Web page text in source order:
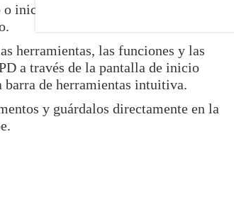
inicia una aplicación con un toque de
herramientas, las funciones y las
a través de la pantalla de inicio
barra de herramientas intuitiva.
y guárdalos directamente en la